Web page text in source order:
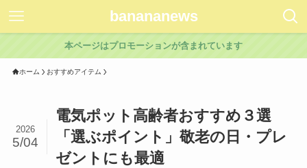
banananews
本ページはプロモーションが含まれています
ホーム おすすめアイテム
電気ポット高齢者おすすめ３選
「選ぶポイント」敬老の日・プレ
ゼントにも最適
2026
5/04